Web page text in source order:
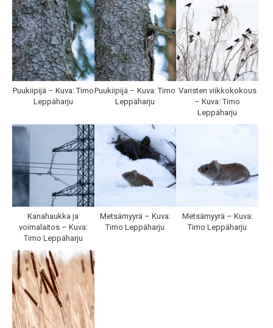
Puukiipijä – Kuva: Timo
Leppäharju
Puukiipijä – Kuva: Timo
Leppäharju
Varisten viikkokokous
– Kuva: Timo
Leppäharju
Kanahaukka ja
voimalaitos – Kuva:
Timo Leppäharju
Metsämyyrä – Kuva:
Timo Leppäharju
Metsämyyrä – Kuva:
Timo Leppäharju